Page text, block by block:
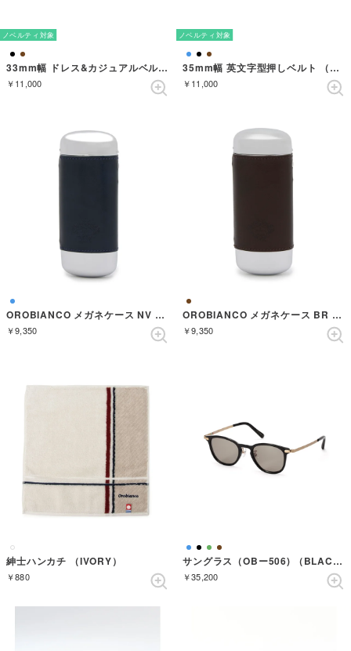
ノベルティ対象
33mm幅 ドレス&カジュアルベルト （DARKBROWN）
￥11,000
ノベルティ対象
35mm幅 英文字型押しベルト （BLACK）
￥11,000
OROBIANCO メガネケース NV OBGCー011NV （NAVY）
￥9,350
OROBIANCO メガネケース BR OBGCー011BR （BROWN）
￥9,350
紳士ハンカチ （IVORY）
￥880
サングラス（OBー506) （BLACK）
￥35,200